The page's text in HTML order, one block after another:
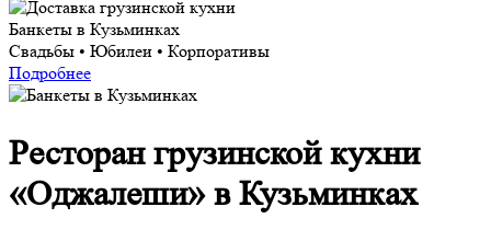
Банкеты в Кузьминках
Свадьбы • Юбилеи • Корпоративы
Подробнее
Ресторан грузинской кухни
«Оджалеши» в Кузьминках